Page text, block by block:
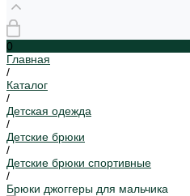
0
Главная
/
Каталог
/
Детская одежда
/
Детские брюки
/
Детские брюки спортивные
/
Брюки джоггеры для мальчика